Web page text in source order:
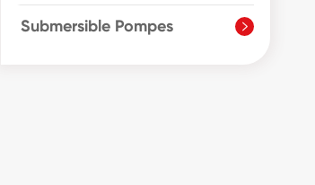
Submersible Pompes 